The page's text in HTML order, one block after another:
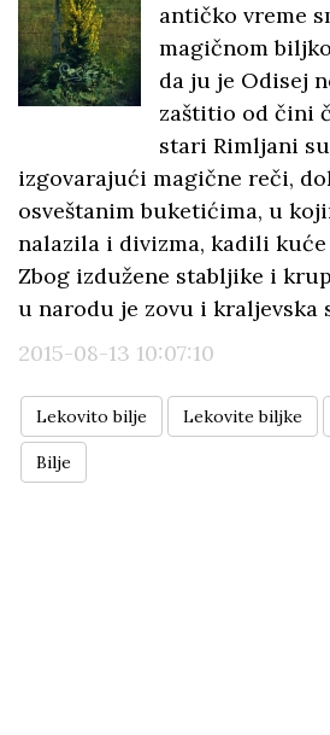
antičko vreme
magičnom
da ju je Odisej
zaštitio od čini
stari Rimljani
izgovarajući magične reči,
osveštanim buketićima, u
nalazila i divizma, kadili kuće
Zbog izdužene stabljike i
u narodu je zovu i kraljevska
2015-08-13 10:07:10
Lekovito bilje Lekovite biljke
Bilje